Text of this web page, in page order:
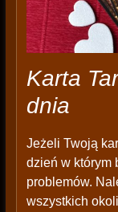
Karta
dnia
Jeżeli Twoją
dzień w którym
problemów.
wszystkich